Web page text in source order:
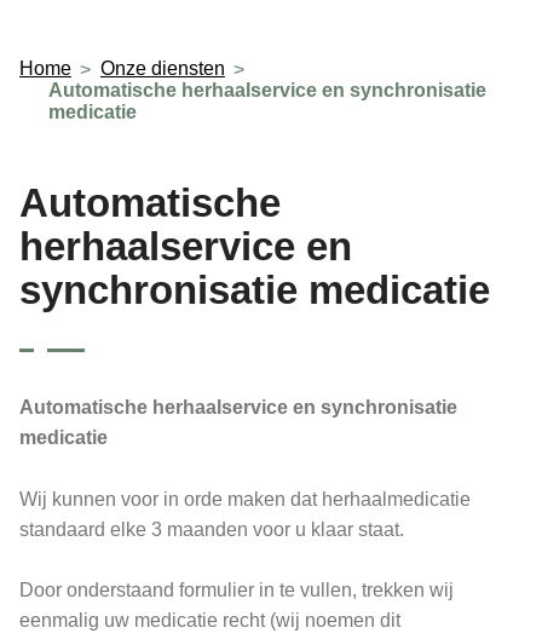
Home
Onze diensten
Automatische herhaalservice en synchronisatie
medicatie
Automatische
herhaalservice en
synchronisatie medicatie
Automatische herhaalservice en synchronisatie
medicatie
Wij kunnen voor in orde maken dat herhaalmedicatie
standaard elke 3 maanden voor u klaar staat.
Door onderstaand formulier in te vullen, trekken wij
eenmalig uw medicatie recht (wij noemen dit